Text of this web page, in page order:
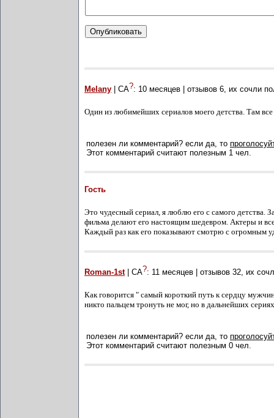
Melany | СА?: 10 месяцев | отзывов 6, их сочли
Один из любимейших сериалов моего детства. Там
полезен ли комментарий? если да, то
Этот комментарий считают полезным 1 чел.
Гость
Это чудесный сериал, я люблю его с самого детства.
фильма делают его настоящим шедевром. Актеры и
Каждый раз как его показывают смотрю с огромным
Roman-1st| СА?: 11 месяцев | отзывов 32, их
Как говорится " самый короткий путь к сердцу
никто пальцем тронуть не мог, но в дальнейших
полезен ли комментарий? если да, то
Этот комментарий считают полезным 0 чел.